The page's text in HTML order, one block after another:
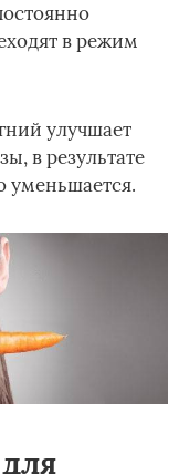
в режим
улучшает
в результате
уменьшается.